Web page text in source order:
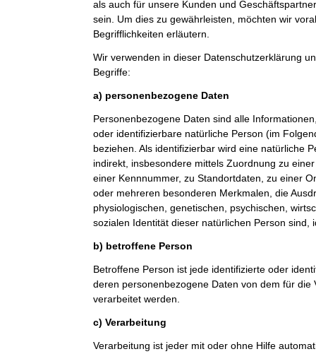
als auch für unsere Kunden und
sein. Um dies zu gewährleisten, möchten wir
Begrifflichkeiten erläutern.
Wir verwenden in dieser Datenschutzerklärung
Begriffe:
a) personenbezogene Daten
Personenbezogene Daten sind alle
oder identifizierbare natürliche Person (im
beziehen. Als identifizierbar wird eine natürliche
indirekt, insbesondere mittels Zuordnung zu
einer Kennnummer, zu Standortdaten, zu einer
oder mehreren besonderen Merkmalen, die
physiologischen, genetischen, psychischen,
sozialen Identität dieser natürlichen Person sind,
b) betroffene Person
Betroffene Person ist jede identifizierte oder
deren personenbezogene Daten von dem für die
verarbeitet werden.
c) Verarbeitung
Verarbeitung ist jeder mit oder ohne Hilfe